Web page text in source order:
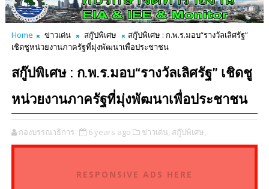
Home ข่าวเด่น สกู๊ปพิเศษ
สกู๊ปพิเศษ : ก.พ.ร.มอบ“รางวัลเลิศรัฐ”
เชิดชูหน่วยงานภาครัฐที่มุ่งพัฒนาเพื่อประชาชน
สกู๊ปพิเศษ : ก.พ.ร.มอบ“รางวัลเลิศรัฐ” เชิดชู
หน่วยงานภาครัฐที่มุ่งพัฒนาเพื่อประชาชน
กองบรรณาธิการ 6 years ago ข่าวเด่น, สกู๊ปพิเศษ,
RESPONSIVE ADS HERE